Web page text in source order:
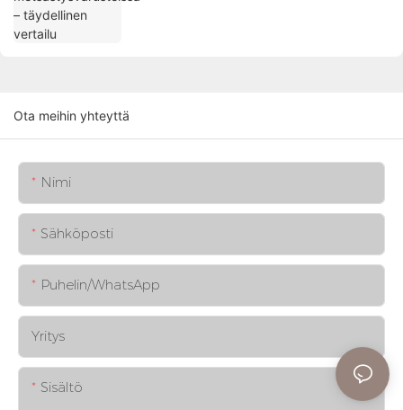
Ota meihin yhteyttä
Nimi
Sähköposti
Puhelin/WhatsApp
Yritys
Sisältö